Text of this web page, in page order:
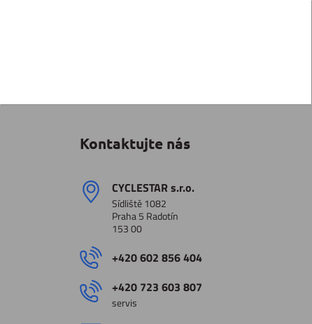
Kontaktujte nás
CYCLESTAR s​.r​.o​.
Sídliště 1082
Praha 5 Radotín
153 00
+420 602 856 404
+420 723 603 807
servis